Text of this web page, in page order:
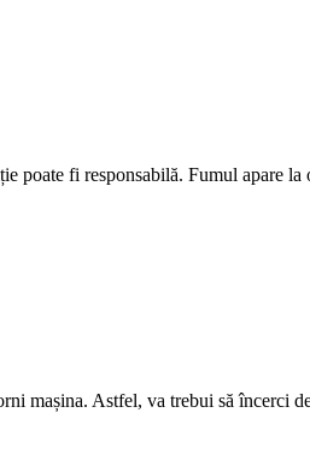
poate fi responsabilă. Fumul apare
mașina. Astfel, va trebui să încerci